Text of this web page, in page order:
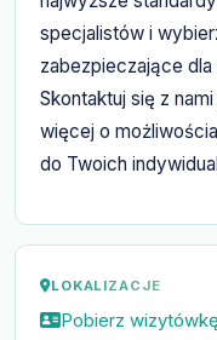
specjalistów i
zabezpieczające
Skontaktuj się z
więcej o
do Twoich
LOKALIZACJE
Pobierz